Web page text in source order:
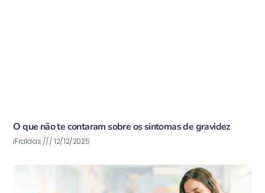
O que não te contaram sobre os sintomas de gravidez
iFraldas 12/12/2025